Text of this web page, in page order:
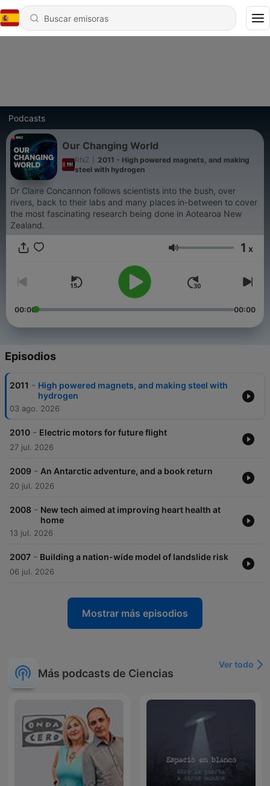
Podcasts
Our Changing World
RNZ
2011 - High powered magnets, and making
steel with hydrogen
Dr Claire Concannon follows scientists into the bush, over
rivers, back to their labs and many places in-between to cover
the most fascinating research being done in Aotearoa New
Zealand.
Volumen 1 x
00:00 00:00
Episodios
2011 - High powered magnets, and making steel with
hydrogen
03 ago. 2026
2010 - Electric motors for future flight
27 jul. 2026
2009 - An Antarctic adventure, and a book return
20 jul. 2026
2008 - New tech aimed at improving heart health at
home
13 jul. 2026
2007 - Building a nation-wide model of landslide risk
06 jul. 2026
Mostrar más episodios
Más podcasts de Ciencias
Ver todo